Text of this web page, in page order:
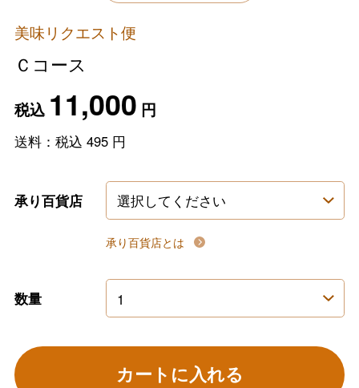
美味リクエスト便
Ｃコース
税込 11,000 円
送料：税込 495円
承り百貨店
承り百貨店とは
数量
カートに入れる